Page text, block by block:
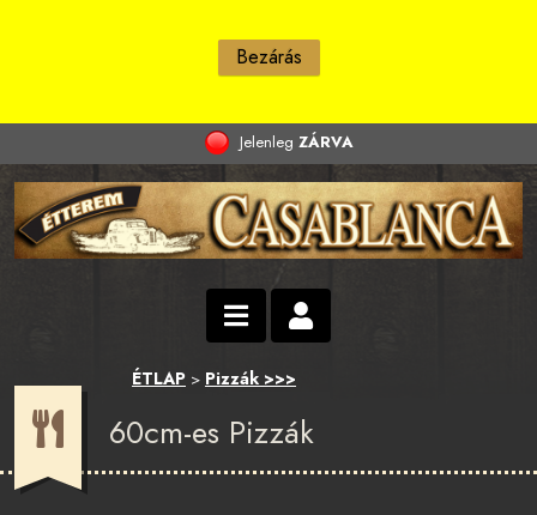
Jelenleg ZÁRVA
ÉTLAP > Pizzák >>>
60cm-es Pizzák